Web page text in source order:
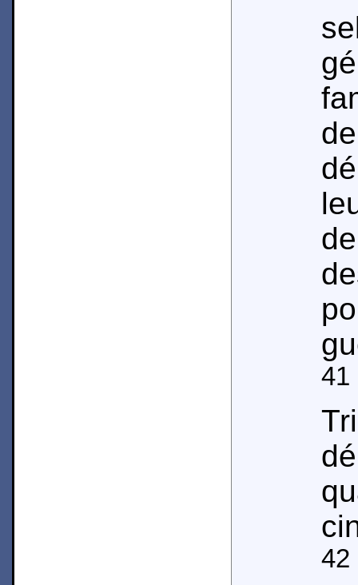
41
42